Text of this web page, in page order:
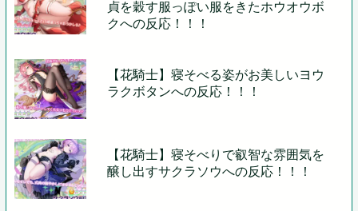
貞を穀す服っぽい服をきたホウオウボ
クへの反応！！！
【花騎士】寝そべる姿がお美しいヨウ
ラクボタンへの反応！！！
【花騎士】寝そべりで叡智な雰囲気を
醸し出すサクラソウへの反応！！！